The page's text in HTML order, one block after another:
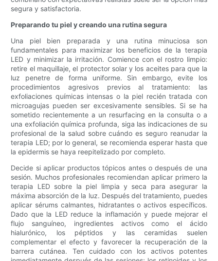
segura y satisfactoria.
Preparando tu piel y creando una rutina segura
Una piel bien preparada y una rutina minuciosa son
fundamentales para maximizar los beneficios de la terapia
LED y minimizar la irritación. Comience con el rostro limpio:
retire el maquillaje, el protector solar y los aceites para que la
luz penetre de forma uniforme. Sin embargo, evite los
procedimientos agresivos previos al tratamiento: las
exfoliaciones químicas intensas o la piel recién tratada con
microagujas pueden ser excesivamente sensibles. Si se ha
sometido recientemente a un resurfacing en la consulta o a
una exfoliación química profunda, siga las indicaciones de su
profesional de la salud sobre cuándo es seguro reanudar la
terapia LED; por lo general, se recomienda esperar hasta que
la epidermis se haya reepitelizado por completo.
Decide si aplicar productos tópicos antes o después de una
sesión. Muchos profesionales recomiendan aplicar primero la
terapia LED sobre la piel limpia y seca para asegurar la
máxima absorción de la luz. Después del tratamiento, puedes
aplicar sérums calmantes, hidratantes o activos específicos.
Dado que la LED reduce la inflamación y puede mejorar el
flujo sanguíneo, ingredientes activos como el ácido
hialurónico, los péptidos y las ceramidas suelen
complementar el efecto y favorecer la recuperación de la
barrera cutánea. Ten cuidado con los activos potentes